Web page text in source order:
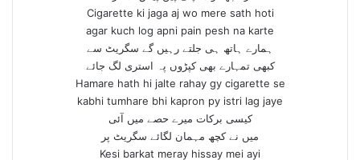
Cigarette ki jaga aj wo mere sath hoti
agar kuch log apni pain pesh na karte
ہمارے ہاتھ ہی جلتے رہیں گے سگریٹ سے
کبھی تمہارے بھی کپڑوں پہ استری لگ جائے
Hamare hath hi jalte rahay gy cigarette se
kabhi tumhare bhi kapron py istri lag jaye
کیسی برکات میرے حصے میں آئی
میں نے کچھ مہمان لگائے سگریٹ پر
Kesi barkat meray hissay mei ayi